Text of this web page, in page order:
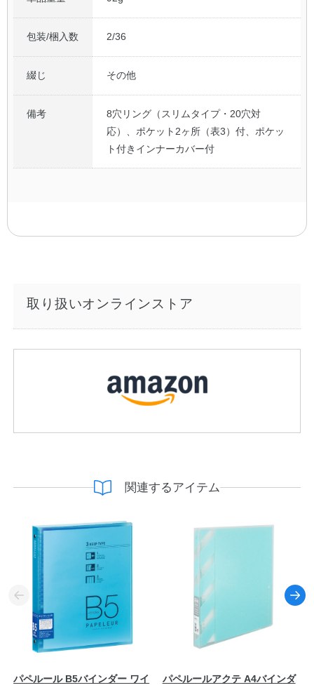
包装/梱入数 2/36
綴じ その他
備考
8穴リング（スリムタイプ・20穴対
応）、ポケット2ヶ所（表3）付、ポケッ
ト付きインナーカバー付
取り扱いオンラインストア
関連するアイテム
パペルール B5バインダー ワイ
パペルールアクテ A4バインダ